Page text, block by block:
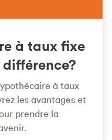
à taux fixe
à taux
les avantages et
prendre la